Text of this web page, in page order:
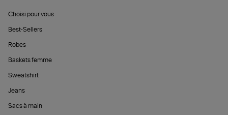
Choisi pour vous
Best-Sellers
Robes
Baskets femme
Sweatshirt
Jeans
Sacs à main